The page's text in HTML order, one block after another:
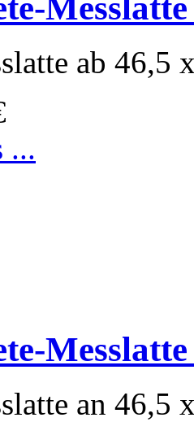
ab 46,5
...
an 46,5